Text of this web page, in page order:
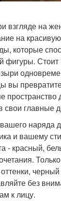
взгляде на
на красивую
которые
фигуры.
вы
свои главные
наряда
и вашему
- красный,
без
к лицу.